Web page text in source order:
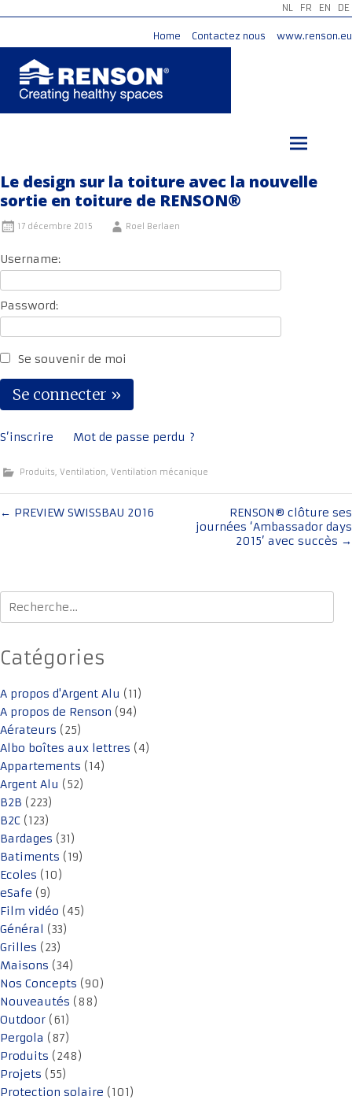
NL FR EN DE
Home Contactez nous www.renson.eu
Le design sur la toiture avec la nouvelle
sortie en toiture de RENSON®
17 décembre 2015 Roel Berlaen
Username:
Password:
Se souvenir de moi
S’inscrire Mot de passe perdu ?
Produits, Ventilation, Ventilation mécanique
Navigation
← PREVIEW SWISSBAU 2016
RENSON® clôture ses
journées ‘Ambassador days
2015’ avec succès →
Rechercher :
Catégories
A propos d'Argent Alu (11)
A propos de Renson (94)
Aérateurs (25)
Albo boîtes aux lettres (4)
Appartements (14)
Argent Alu (52)
B2B (223)
B2C (123)
Bardages (31)
Batiments (19)
Ecoles (10)
eSafe (9)
Film vidéo (45)
Général (33)
Grilles (23)
Maisons (34)
Nos Concepts (90)
Nouveautés (88)
Outdoor (61)
Pergola (87)
Produits (248)
Projets (55)
Protection solaire (101)